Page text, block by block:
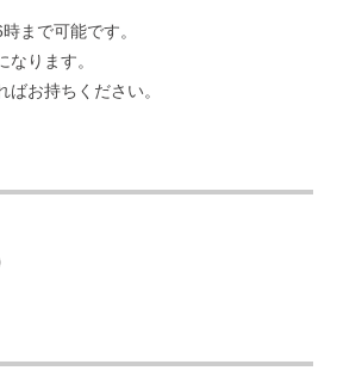
まで可能です。
なります。
ばお持ちください。